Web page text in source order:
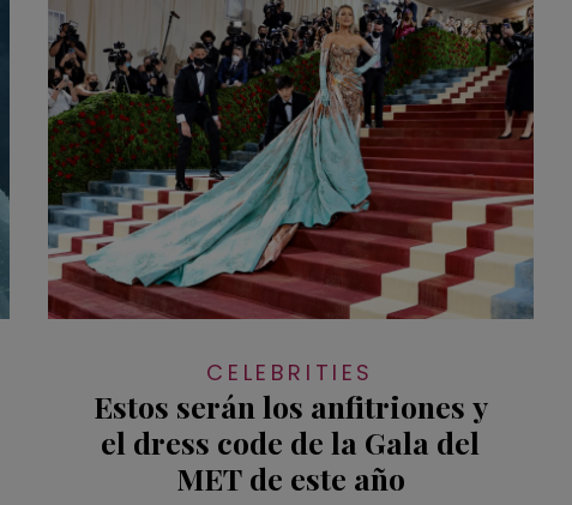
CELEBRITIES
Estos serán los anfitriones y
el dress code de la Gala del
MET de este año